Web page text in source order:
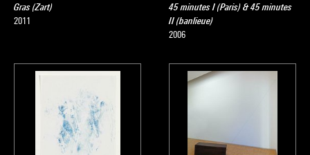
Gras (Zart)
2011
45 minutes I (Paris) & 45 minutes
II (banlieue)
2006